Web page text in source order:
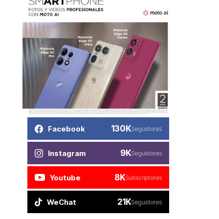
Facebook 130KSeguidores
Instagram 9KSeguidores
Youtube 8KSubscriptores
WeChat 21KSeguidores